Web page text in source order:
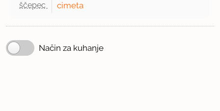
ščepec cimeta
Način za kuhanje